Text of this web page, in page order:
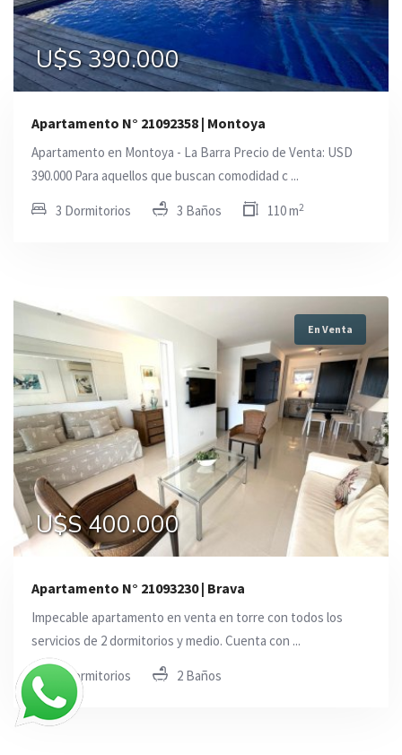
U$S 390.000
Apartamento N° 21092358 | Montoya
Apartamento en Montoya - La Barra Precio de Venta: USD
390.000 Para aquellos que buscan comodidad c ...
3 Dormitorios 3 Baños 110 m2
En Venta
U$S 400.000
Apartamento N° 21093230 | Brava
Impecable apartamento en venta en torre con todos los
servicios de 2 dormitorios y medio. Cuenta con ...
2 Dormitorios 2 Baños